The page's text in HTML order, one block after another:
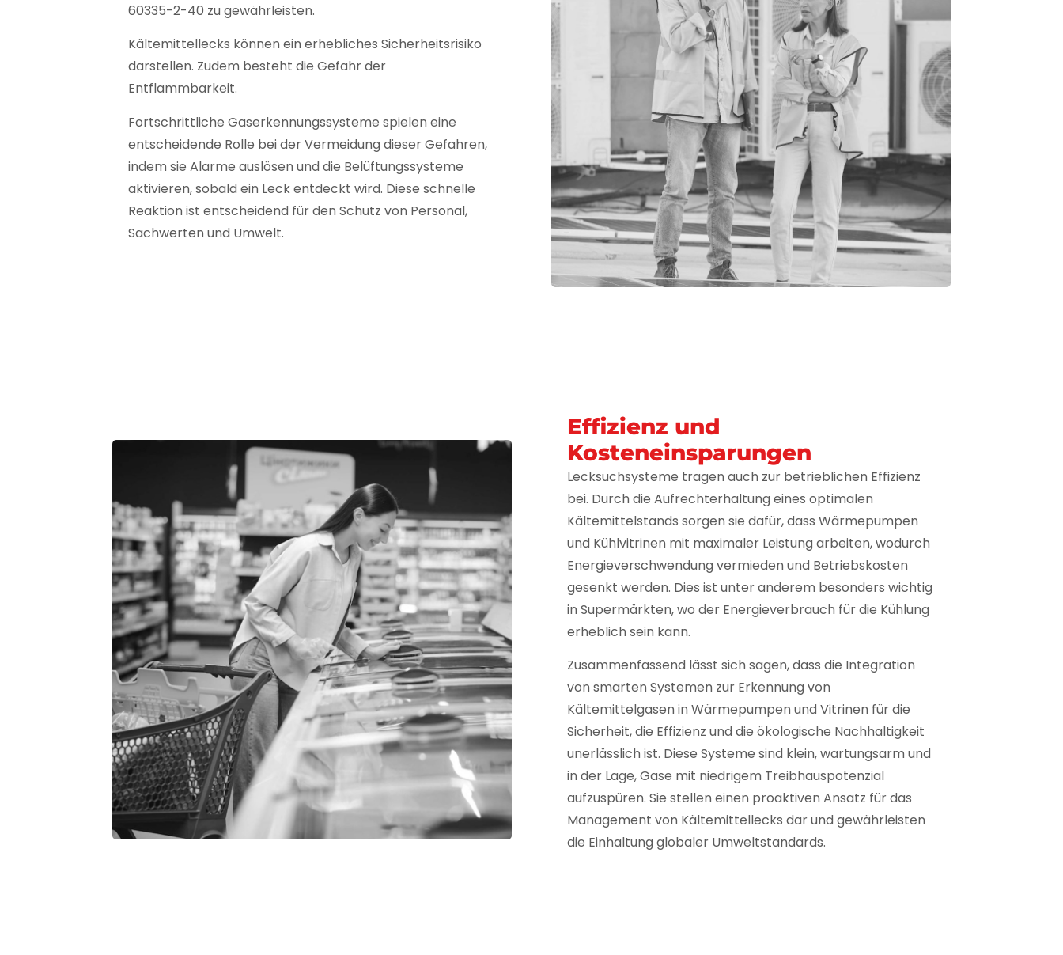
60335-2-40 zu gewährleisten.
Kältemittellecks können ein erhebliches Sicherheitsrisiko
darstellen. Zudem besteht die Gefahr der
Entflammbarkeit.
Fortschrittliche Gaserkennungssysteme spielen eine
entscheidende Rolle bei der Vermeidung dieser Gefahren,
indem sie Alarme auslösen und die Belüftungssysteme
aktivieren, sobald ein Leck entdeckt wird. Diese schnelle
Reaktion ist entscheidend für den Schutz von Personal,
Sachwerten und Umwelt.
Effizienz und
Kosteneinsparungen
Lecksuchsysteme tragen auch zur betrieblichen Effizienz
bei. Durch die Aufrechterhaltung eines optimalen
Kältemittelstands sorgen sie dafür, dass Wärmepumpen
und Kühlvitrinen mit maximaler Leistung arbeiten, wodurch
Energieverschwendung vermieden und Betriebskosten
gesenkt werden. Dies ist unter anderem besonders wichtig
in Supermärkten, wo der Energieverbrauch für die Kühlung
erheblich sein kann.
Zusammenfassend lässt sich sagen, dass die Integration
von smarten Systemen zur Erkennung von
Kältemittelgasen in Wärmepumpen und Vitrinen für die
Sicherheit, die Effizienz und die ökologische Nachhaltigkeit
unerlässlich ist. Diese Systeme sind klein, wartungsarm und
in der Lage, Gase mit niedrigem Treibhauspotenzial
aufzuspüren. Sie stellen einen proaktiven Ansatz für das
Management von Kältemittellecks dar und gewährleisten
die Einhaltung globaler Umweltstandards.